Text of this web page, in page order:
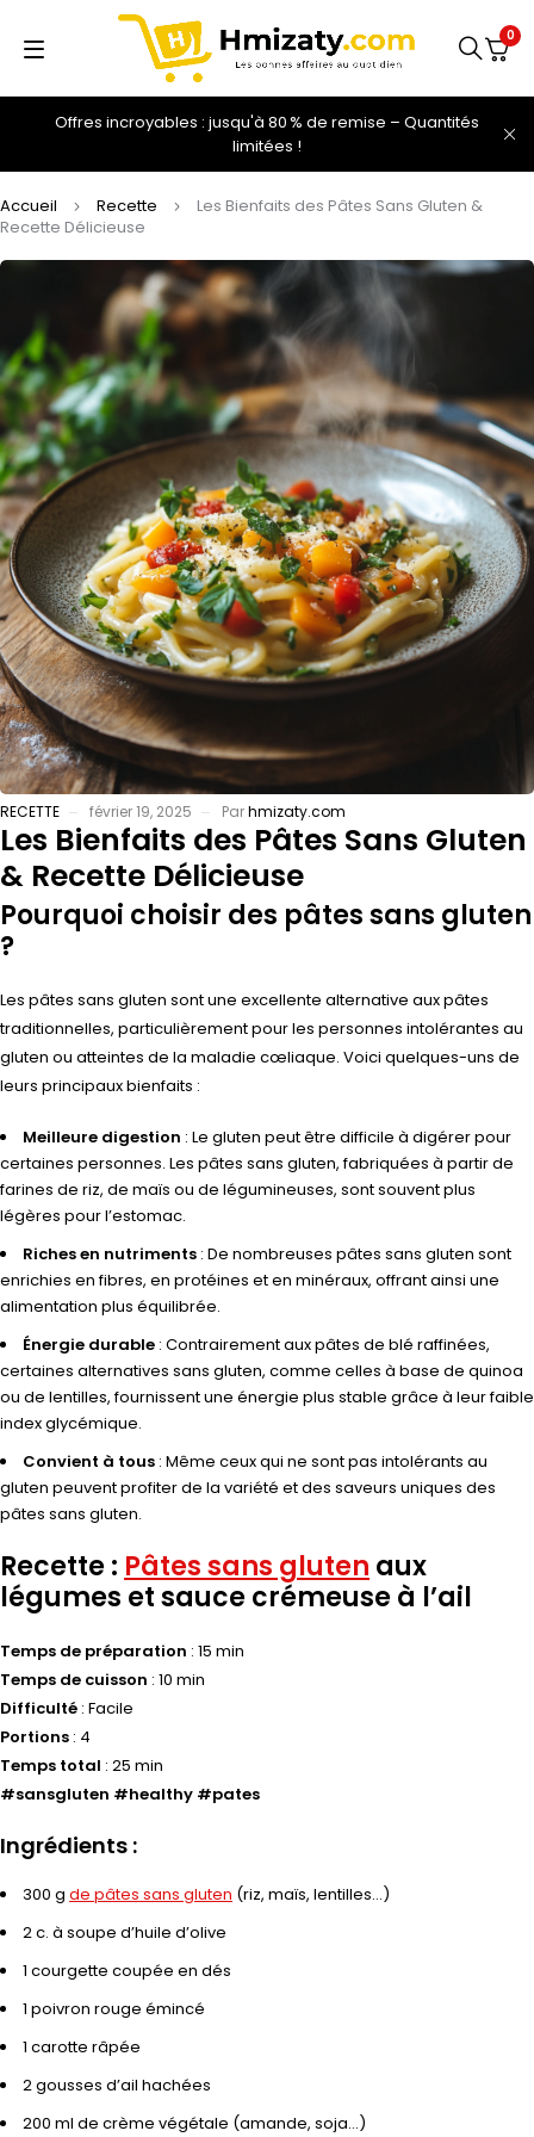
Offres incroyables : jusqu'à 80 % de remise – Quantités
limitées !
0
Accueil Recette
Les Bienfaits des Pâtes Sans Gluten &
Recette Délicieuse
RECETTE février 19, 2025 Parhmizaty.com
Les Bienfaits des Pâtes Sans Gluten
& Recette Délicieuse
Pourquoi choisir des pâtes sans gluten
?
Les pâtes sans gluten sont une excellente alternative aux pâtes
traditionnelles, particulièrement pour les personnes intolérantes au
gluten ou atteintes de la maladie cœliaque. Voici quelques-uns de
leurs principaux bienfaits :
Meilleure digestion : Le gluten peut être difficile à digérer pour
certaines personnes. Les pâtes sans gluten, fabriquées à partir de
farines de riz, de maïs ou de légumineuses, sont souvent plus
légères pour l’estomac.
Riches en nutriments : De nombreuses pâtes sans gluten sont
enrichies en fibres, en protéines et en minéraux, offrant ainsi une
alimentation plus équilibrée.
Énergie durable : Contrairement aux pâtes de blé raffinées,
certaines alternatives sans gluten, comme celles à base de quinoa
ou de lentilles, fournissent une énergie plus stable grâce à leur faible
index glycémique.
Convient à tous : Même ceux qui ne sont pas intolérants au
gluten peuvent profiter de la variété et des saveurs uniques des
pâtes sans gluten.
Recette : Pâtes sans gluten aux
légumes et sauce crémeuse à l’ail
Temps de préparation : 15 min
Temps de cuisson : 10 min
Difficulté : Facile
Portions : 4
Temps total : 25 min
#sansgluten #healthy #pates
Ingrédients :
300 g de pâtes sans gluten (riz, maïs, lentilles…)
2 c. à soupe d’huile d’olive
1 courgette coupée en dés
1 poivron rouge émincé
1 carotte râpée
2 gousses d’ail hachées
200 ml de crème végétale (amande, soja…)